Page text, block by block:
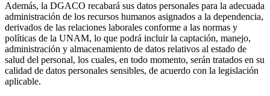
Además, la DGACO recabará sus datos personales para la adecuada
administración de los recursos humanos asignados a la dependencia,
derivados de las relaciones laborales conforme a las normas y
políticas de la UNAM, lo que podrá incluir la captación, manejo,
administración y almacenamiento de datos relativos al estado de
salud del personal, los cuales, en todo momento, serán tratados en su
calidad de datos personales sensibles, de acuerdo con la legislación
aplicable.